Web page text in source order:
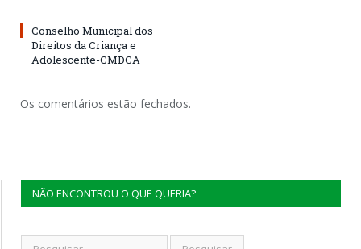
Conselho Municipal dos
Direitos da Criança e
Adolescente-CMDCA
Os comentários estão fechados.
NÃO ENCONTROU O QUE QUERIA?